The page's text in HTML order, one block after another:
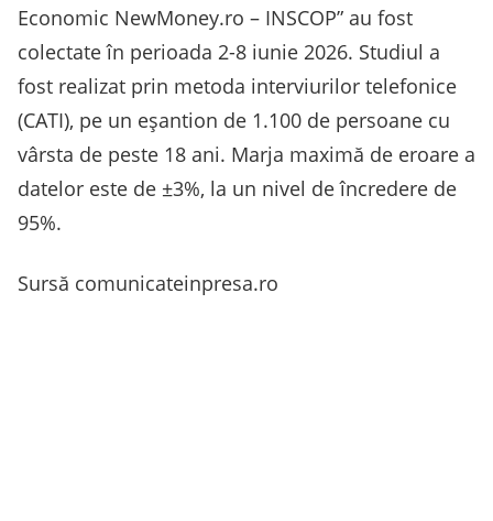
Economic NewMoney.ro – INSCOP” au fost
colectate în perioada 2-8 iunie 2026. Studiul a
fost realizat prin metoda interviurilor telefonice
(CATI), pe un eșantion de 1.100 de persoane cu
vârsta de peste 18 ani. Marja maximă de eroare a
datelor este de ±3%, la un nivel de încredere de
95%.
Sursă comunicateinpresa.ro